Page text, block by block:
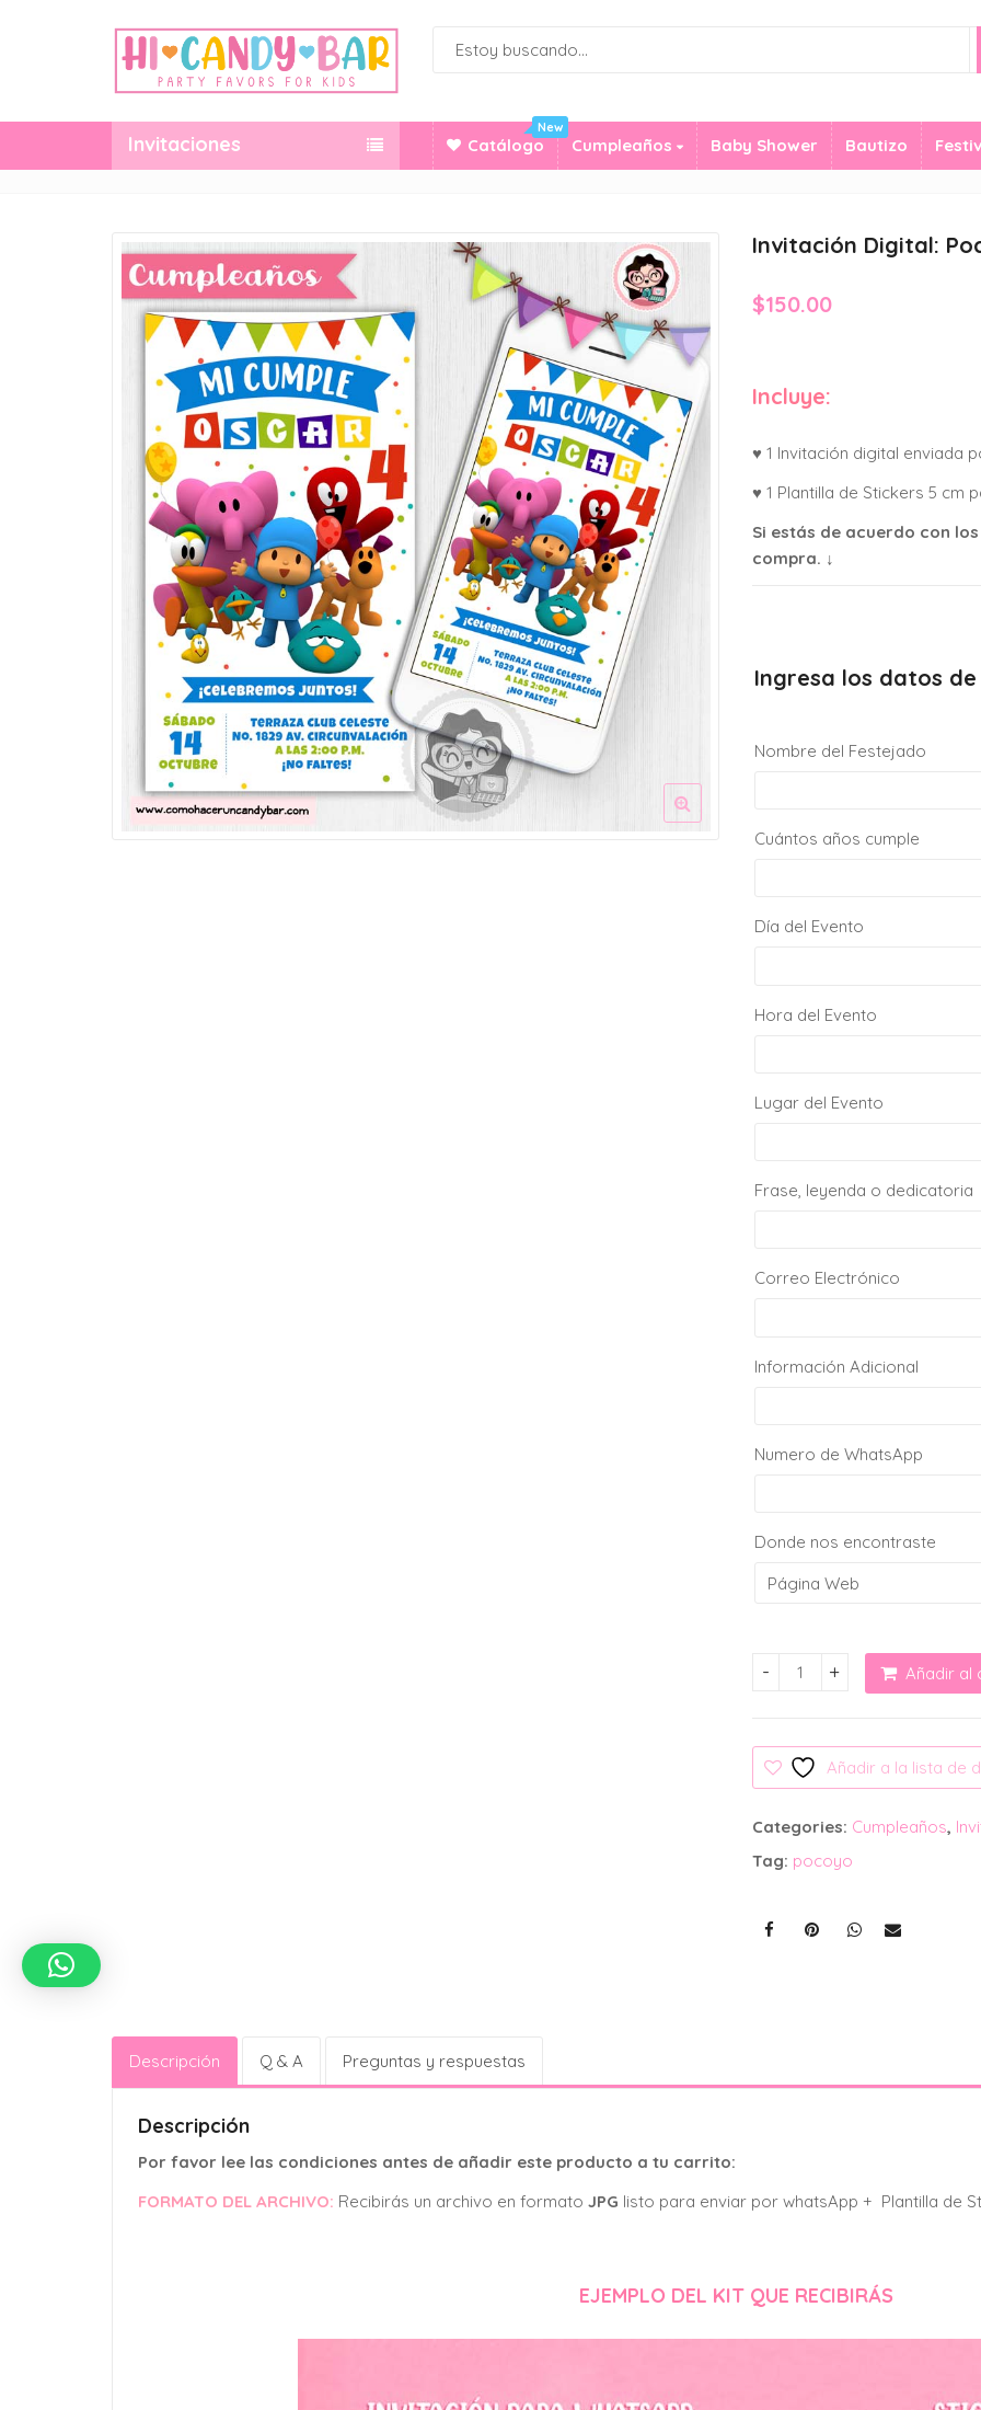
Invitaciones Catálogo
New
Cumpleaños Baby Shower Bautizo
Invitación Digital:
$150.00
Incluye:
♥ 1 Invitación digital enviada
♥ 1 Plantilla de Stickers 5 cm
Si estás de acuerdo con
compra. ↓
Ingresa los datos
Nombre del Festejado
Cuántos años cumple
Día del Evento
Hora del Evento
Lugar del Evento
Frase, leyenda o dedicatoria
Correo Electrónico
Información Adicional
Numero de WhatsApp
Donde nos encontraste
Invitación Digital: Pocoyo
Añadir al
Añadir a la lista de
Categories: Cumpleaños,
Tag: pocoyo
Descripción Q & A Preguntas y respuestas
Descripción
Por favor lee las condiciones antes de añadir este producto a tu carrito:
FORMATO DEL ARCHIVO: Recibirás un archivo en formato JPG listo para enviar por whatsApp + Plantilla de
EJEMPLO DEL KIT QUE RECIBIRÁS